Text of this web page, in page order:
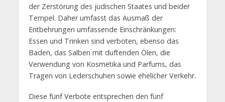
der Zerstörung des jüdischen Staates und beider
Tempel. Daher umfasst das Ausmaß der
Entbehrungen umfassende Einschränkungen:
Essen und Trinken sind verboten, ebenso das
Baden, das Salben mit duftenden Ölen, die
Verwendung von Kosmetika und Parfums, das
Tragen von Lederschuhen sowie ehelicher Verkehr.
Diese fünf Verbote entsprechen den fünf